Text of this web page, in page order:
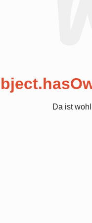
Da ist